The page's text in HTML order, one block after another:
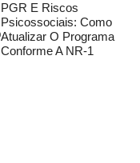
PGR E Riscos
Psicossociais: Como
Atualizar O Programa
Conforme A NR-1